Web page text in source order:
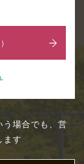
う場合でも、営
ます